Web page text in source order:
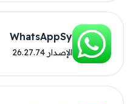
WhatsAppSy
الإصدار 26.27.74